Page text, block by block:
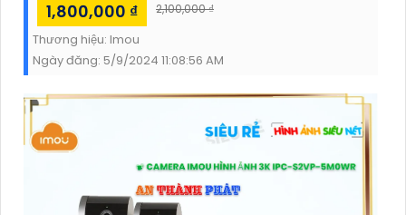
1,800,000 ₫ 2,100,000 ₫
Thương hiệu: Imou
Ngày đăng: 5/9/2024 11:08:56 AM